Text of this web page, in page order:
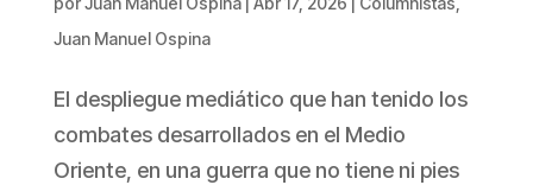
Juan Manuel Ospina
El despliegue mediático que han tenido los
combates desarrollados en el Medio
Oriente, en una guerra que no tiene ni pies